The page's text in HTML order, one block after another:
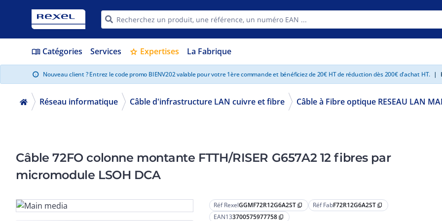
menu_book Catégories Services star Expertises La Fabrique
info Nouveau client ? Entrez le code promo BIENV202 valable pour votre 1ère commande et bénéficiez de 20€ HT de réduction dès 200€ d'achat HT. |
Réseau informatique Câble d'infrastructure LAN cuivre et fibre Câble à Fibre optique RESEAU LAN
Câble 72FO colonne montante FTTH/RISER G657A2 12 fibres par
micromodule LSOH DCA
Réf RexelGGMF72R12G6A2ST content_copy Réf FabF72R12G6A2ST content_copy
EAN133700575977758 content_copy